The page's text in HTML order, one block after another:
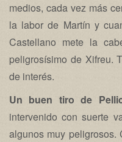
medios, cada vez más
la labor de Martín y
Castellano mete la
peligrosísimo de Xifreu.
de interés.
Un buen tiro de
intervenido con suerte
algunos muy